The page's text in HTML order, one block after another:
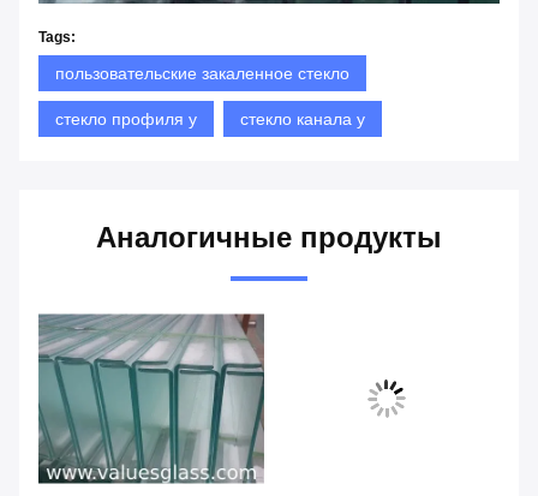
Tags:
пользовательские закаленное стекло
стекло профиля у стекло канала у
Аналогичные продукты